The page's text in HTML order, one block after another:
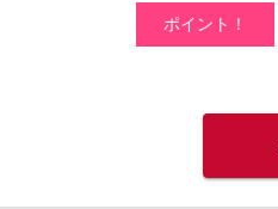
ポイント！